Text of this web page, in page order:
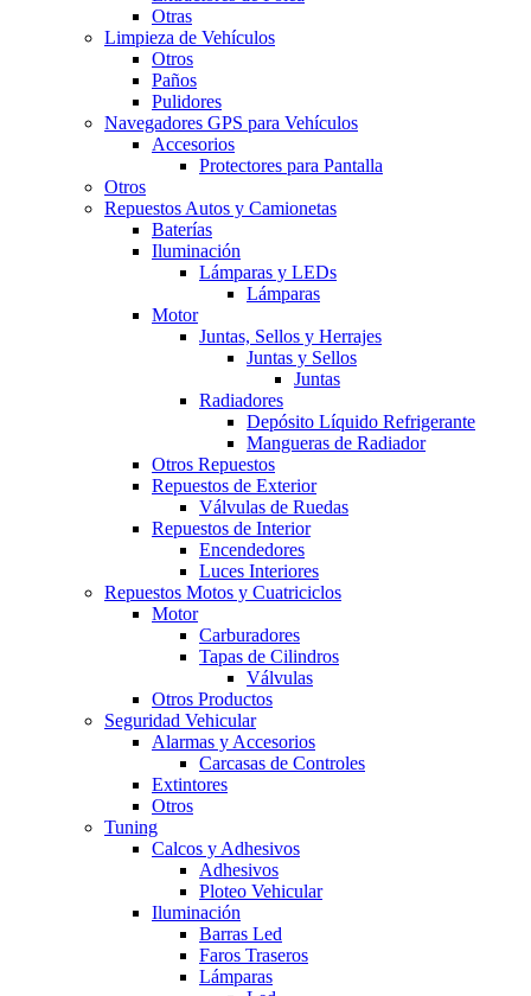
Otras
Limpieza de Vehículos
Otros
Paños
Pulidores
Navegadores GPS para Vehículos
Accesorios
Protectores para Pantalla
Otros
Repuestos Autos y Camionetas
Baterías
Iluminación
Lámparas y LEDs
Lámparas
Motor
Juntas, Sellos y Herrajes
Juntas y Sellos
Juntas
Radiadores
Depósito Líquido Refrigerante
Mangueras de Radiador
Otros Repuestos
Repuestos de Exterior
Válvulas de Ruedas
Repuestos de Interior
Encendedores
Luces Interiores
Repuestos Motos y Cuatriciclos
Motor
Carburadores
Tapas de Cilindros
Válvulas
Otros Productos
Seguridad Vehicular
Alarmas y Accesorios
Carcasas de Controles
Extintores
Otros
Tuning
Calcos y Adhesivos
Adhesivos
Ploteo Vehicular
Iluminación
Barras Led
Faros Traseros
Lámparas